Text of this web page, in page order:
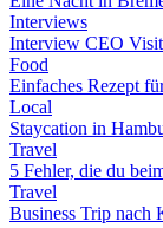
Interviews
Interview CEO
Food
Einfaches Rezept
Local
Staycation in
Travel
5 Fehler, die du
Travel
Business Trip nach